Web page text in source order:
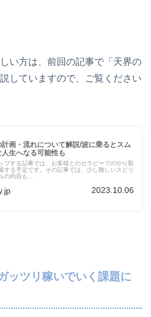
い方は、前回の記事で「天界の
していますので、ご覧ください
計画・流れについて解説/波に乗るとスム
人生へなる可能性も
プする記事では、お客様とのセラピーでのやり取
する予定です。その記事では、少し難しいスピリ
の内容も...
2023.10.06
ッツリ稼いでいく課題に